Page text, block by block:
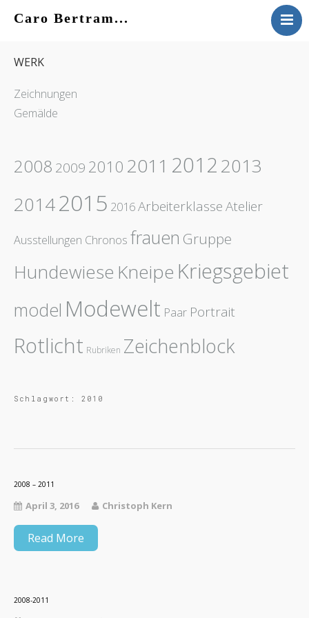
Caro Bertram...
KONTAKT
WERK
Zeichnungen
Gemälde
2008 2009 2010 2011 20122013
20142015 2016ArbeiterklasseAtelier
Ausstellungen Chronos frauen Gruppe
Hundewiese Kneipe Kriegsgebiet
model Modewelt Paar Portrait
Rotlicht Rubriken Zeichenblock
Schlagwort: 2010
2008 – 2011
April 3, 2016 Christoph Kern
Read More
2008-2011